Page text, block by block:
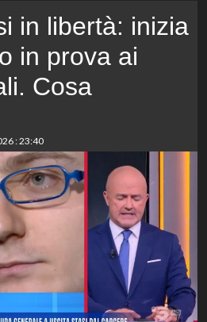
in libertà: inizia
in prova ai
Cosa
: 23:40